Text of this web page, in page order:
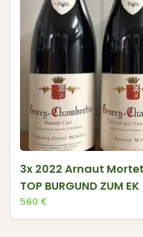
3x 2022 Arnaut
TOP BURGUND ZUM EK
560 €